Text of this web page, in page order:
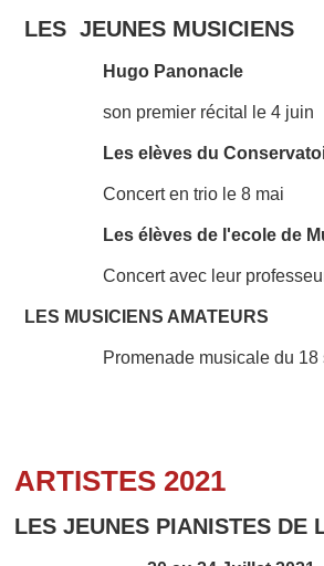
LES JEUNES MUSICIENS
Hugo Panonacle
son premier récital le 4 juin
Les elèves du
Concert en trio le 8 mai
Les élèves de l'ecole de
Concert avec leur
LES MUSICIENS AMATEURS
Promenade musicale du 18
ARTISTES 2021
LES JEUNES PIANISTES DE